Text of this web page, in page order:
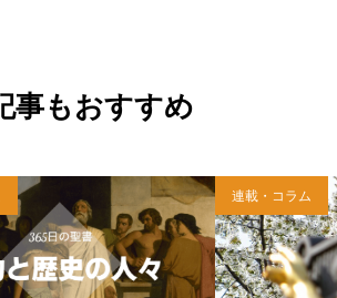
事もおすすめ
連載・コラム